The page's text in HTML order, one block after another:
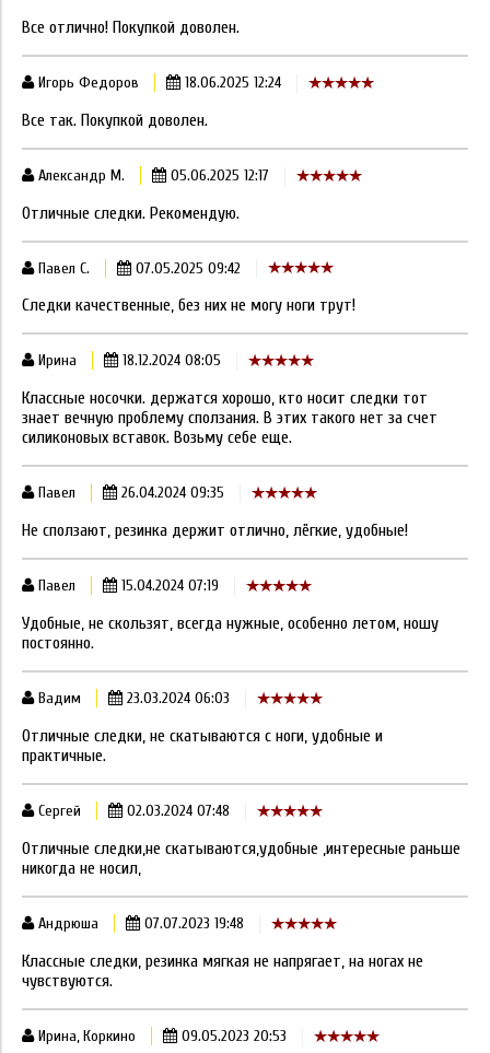
Все отлично! Покупкой доволен.
Игорь Федоров 18.06.2025 12:24
Все так. Покупкой доволен.
Александр М. 05.06.2025 12:17
Отличные следки. Рекомендую.
Павел С. 07.05.2025 09:42
Следки качественные, без них не могу ноги трут!
Ирина 18.12.2024 08:05
Классные носочки. держатся хорошо, кто носит следки тот
знает вечную проблему сползания. В этих такого нет за счет
силиконовых вставок. Возьму себе еще.
Павел 26.04.2024 09:35
Не сползают, резинка держит отлично, лёгкие, удобные!
Павел 15.04.2024 07:19
Удобные, не скользят, всегда нужные, особенно летом, ношу
постоянно.
Вадим 23.03.2024 06:03
Отличные следки, не скатываются с ноги, удобные и
практичные.
Сергей 02.03.2024 07:48
Отличные следки,не скатываются,удобные ,интересные раньше
никогда не носил,
Андрюша 07.07.2023 19:48
Классные следки, резинка мягкая не напрягает, на ногах не
чувствуются.
Ирина, Коркино 09.05.2023 20:53